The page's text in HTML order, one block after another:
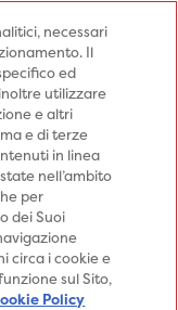
Punti prelievo
Prestazioni
Sedi
necessari
Il
ed
utilizzare
e altri
e di terze
in linea
nell’ambito
per
dei Suoi
circa i cookie e
sul Sito,
Policy